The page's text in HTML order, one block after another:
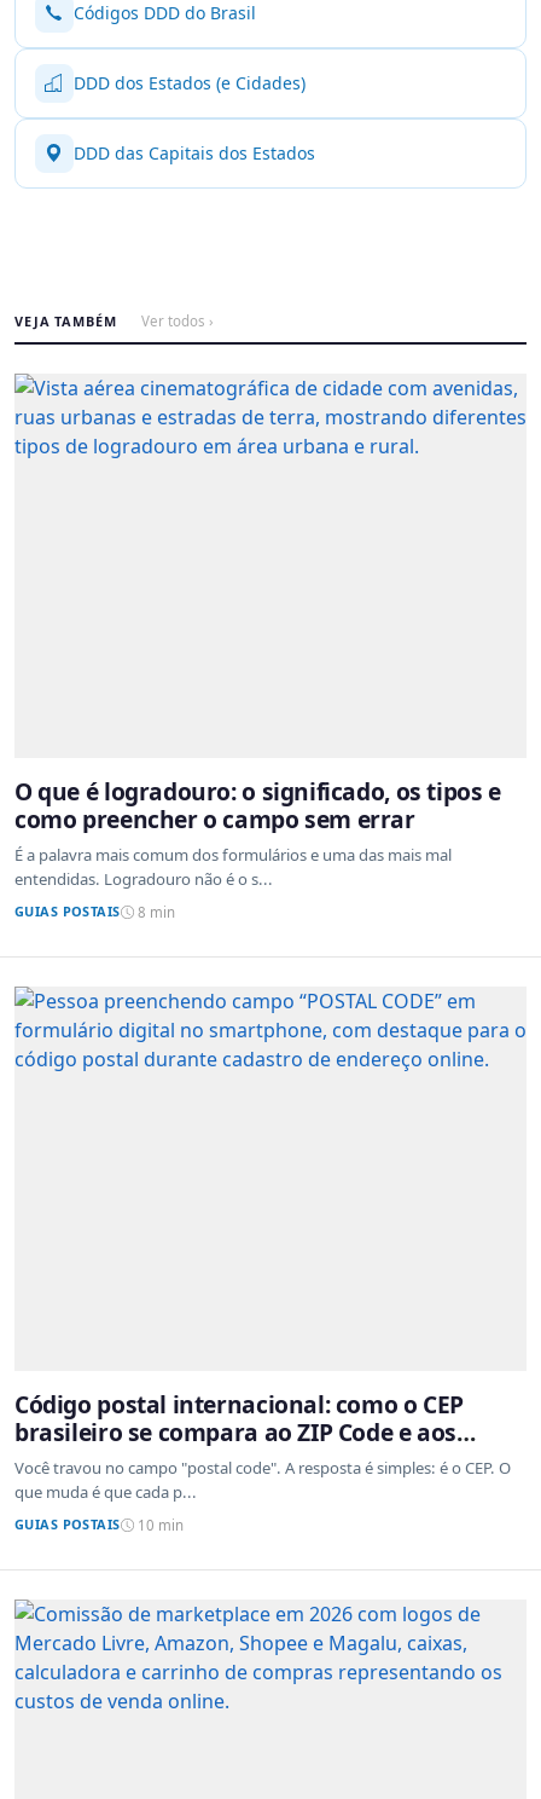
Códigos DDD do Brasil
DDD dos Estados (e Cidades)
DDD das Capitais dos Estados
VEJA TAMBÉM Ver todos ›
O que é logradouro: o significado, os tipos e
como preencher o campo sem errar
É a palavra mais comum dos formulários e uma das mais mal
entendidas. Logradouro não é o s...
GUIAS POSTAIS 8 min
Código postal internacional: como o CEP
brasileiro se compara ao ZIP Code e aos
sistemas de outros países
Você travou no campo "postal code". A resposta é simples: é o CEP. O
que muda é que cada p...
GUIAS POSTAIS 10 min